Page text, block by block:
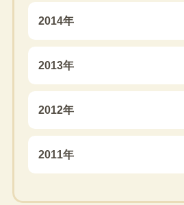
2014年
2013年
2012年
2011年